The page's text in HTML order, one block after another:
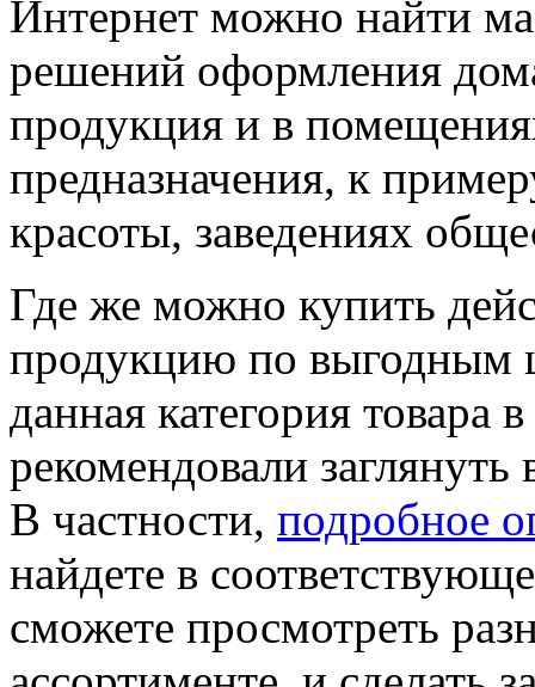
Интернет можно найти
решений оформления
продукция и в
предназначения, к
красоты, заведениях
Где же можно купить
продукцию по выгодным
данная категория
рекомендовали
В частности, подробное
найдете в
сможете просмотреть